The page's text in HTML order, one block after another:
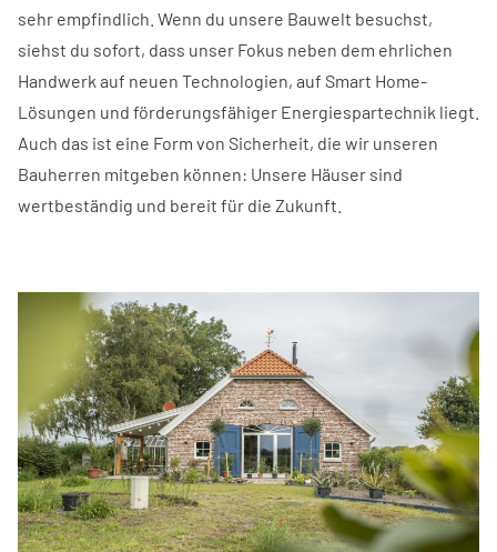
sehr empfindlich. Wenn du unsere Bauwelt besuchst,
siehst du sofort, dass unser Fokus neben dem ehrlichen
Handwerk auf neuen Technologien, auf Smart Home-
Lösungen und förderungsfähiger Energiespartechnik liegt.
Auch das ist eine Form von Sicherheit, die wir unseren
Bauherren mitgeben können: Unsere Häuser sind
wertbeständig und bereit für die Zukunft.